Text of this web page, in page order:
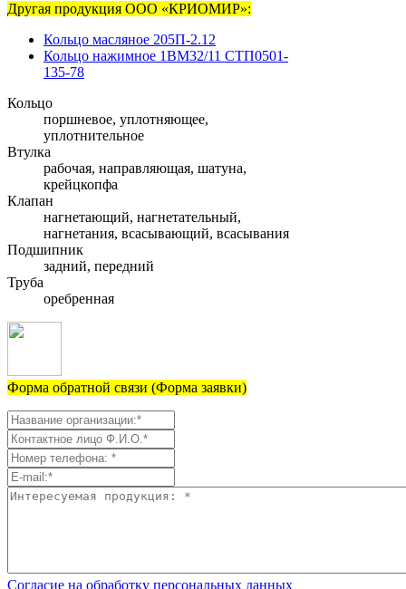
Другая продукция ООО «КРИОМИР»:
Кольцо масляное 205П-2.12
Кольцо нажимное 1ВМ32/11 СТП0501-
135-78
Кольцо
поршневое, уплотняющее,
уплотнительное
Втулка
рабочая, направляющая, шатуна,
крейцкопфа
Клапан
нагнетающий, нагнетательный,
нагнетания, всасывающий, всасывания
Подшипник
задний, передний
Труба
оребренная
Форма обратной связи (Форма заявки)
Согласие на обработку персональных данных